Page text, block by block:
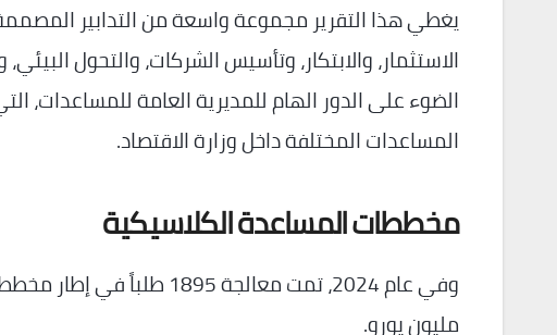
يغطي هذا التقرير مجموعة واسعة من التدابير
الاستثمار، والابتكار، وتأسيس الشركات، والتحول
المساعدات المختلفة داخل وزارة الاقتصاد.
مخططات المساعدة الكلاسيكية
مليون يورو.